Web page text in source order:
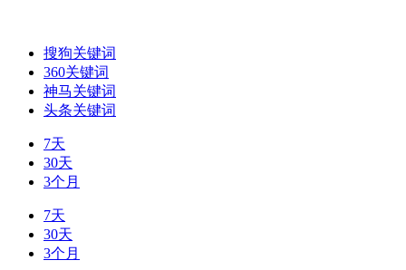
搜狗关键词
360关键词
神马关键词
头条关键词
7天
30天
3个月
7天
30天
3个月